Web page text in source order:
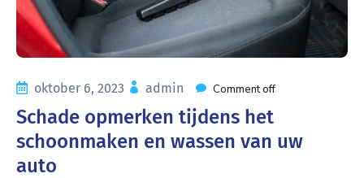
oktober 6, 2023 admin Comment off
Schade opmerken tijdens het
schoonmaken en wassen van uw
auto